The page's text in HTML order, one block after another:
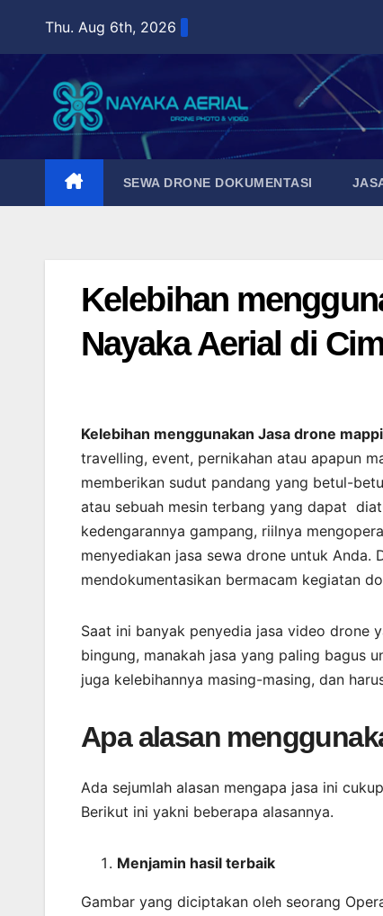
content
Thu. Aug 6th, 2026
SEWA DRONE DOKUMENTASI
Kelebihan
Nayaka Aerial di
Kelebihan menggunakan Jasa drone
travelling, event, pernikahan atau apapun
memberikan sudut pandang yang betul-
atau sebuah mesin terbang yang dapat
kedengarannya gampang, riilnya
menyediakan jasa sewa drone untuk
mendokumentasikan bermacam kegiatan
Saat ini banyak penyedia jasa video drone
bingung, manakah jasa yang paling bagus
juga kelebihannya masing-masing, dan
Apa alasan
Ada sejumlah alasan mengapa jasa ini
Berikut ini yakni beberapa alasannya.
Menjamin hasil terbaik
Gambar yang diciptakan oleh seorang